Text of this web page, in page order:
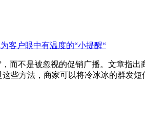
客户眼中有温度的“小提醒“
而不是被忽视的促销广播。文章指
些方法，商家可以将冷冰冰的群发短